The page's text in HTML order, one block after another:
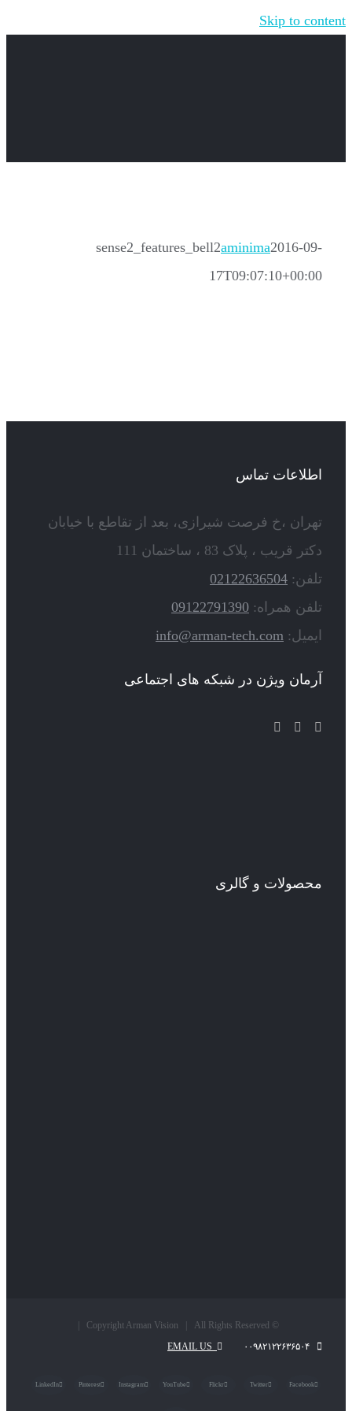
Skip to content
sense2_features_bell2aminima2016-09-
17T09:07:10+00:00
اطلاعات تماس
تهران ،خ فرصت شیرازی، بعد از تقاطع با خیابان
دکتر قریب ، پلاک 83 ، ساختمان 111
تلفن: 02122636504
تلفن همراه: 09122791390
ایمیل: info@arman-tech.com
آرمان ویژن در شبکه های اجتماعی
محصولات و گالری
© Copyright Arman Vision | All Rights Reserved |
Facebook
Twitter
Flickr
YouTube
Instagram
Pinterest
LinkedIn